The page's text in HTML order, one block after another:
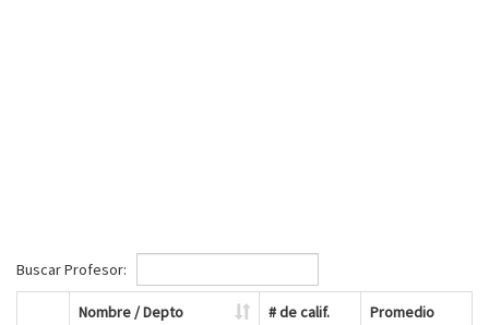
Buscar Profesor:
Nombre / Depto # de calif. Promedio